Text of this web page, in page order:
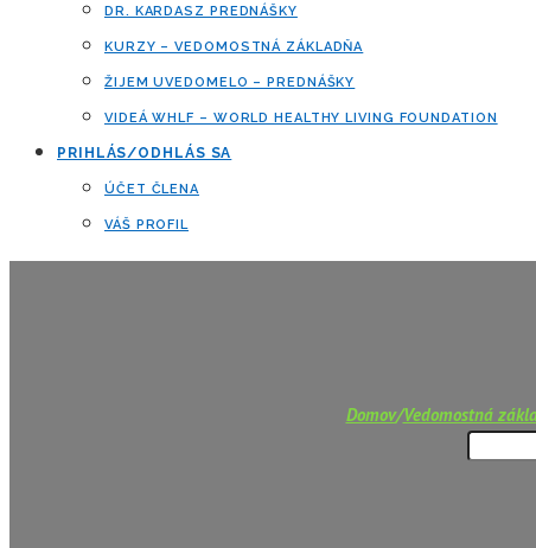
DR. KARDASZ PREDNÁŠKY
KURZY – VEDOMOSTNÁ ZÁKLADŇA
ŽIJEM UVEDOMELO – PREDNÁŠKY
VIDEÁ WHLF – WORLD HEALTHY LIVING FOUNDATION
PRIHLÁS/ODHLÁS SA
ÚČET ČLENA
VÁŠ PROFIL
Domov/Vedomostná